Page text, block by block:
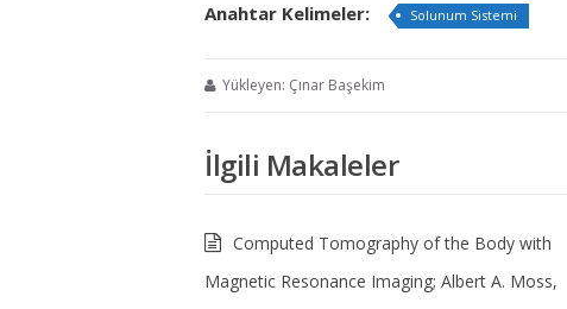
Anahtar Kelimeler: Solunum Sistemi
Yükleyen: Çınar Başekim
İlgili Makaleler
Computed Tomography of the Body with
Magnetic Resonance Imaging; Albert A. Moss,